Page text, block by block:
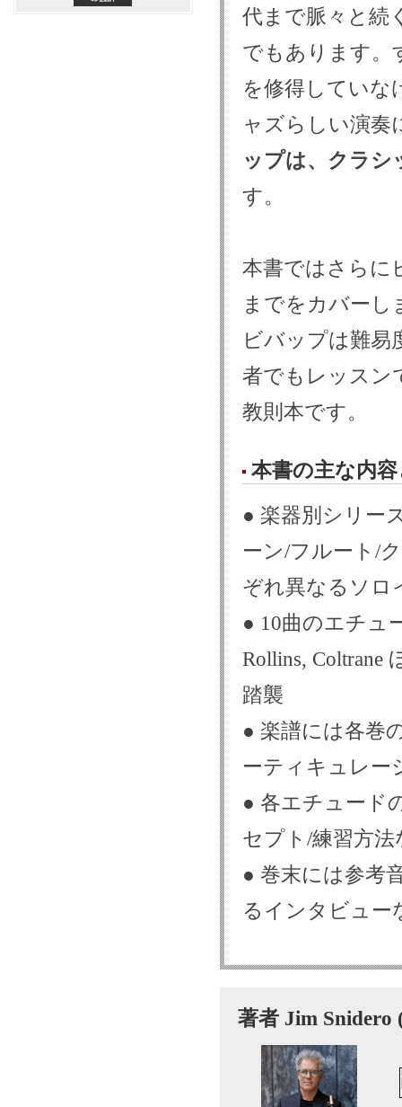
代まで脈々と続
でもあります。
を修得していな
ャズらしい演奏
ップは、クラシ
す。
本書ではさらに
までをカバーし
ビバップは難易
者でもレッスン
教則本です。
本書の主な内
● 楽器別シリー
ーン/フルート/
ぞれ異なるソロ
● 10曲のエチュ
Rollins,
踏襲
● 楽譜には各巻
ーティキュレー
● 各エチュード
セプト/練習方
● 巻末には参考
るインタビュー
著者 Jim